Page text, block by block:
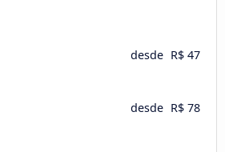
desde R$ 47
desde R$ 78